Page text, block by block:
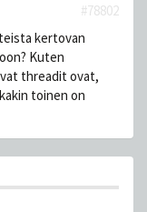
#78802
kertovan
Kuten
threadit ovat,
toinen on